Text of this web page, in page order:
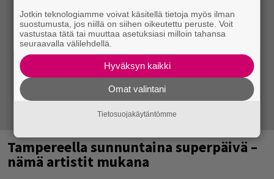
Tampereella sunnuntaina superpäivä –
nämä artistit mukana
Jotkin teknologiamme voivat käsitellä tietoja myös ilman
suostumusta, jos niillä on siihen oikeutettu peruste. Voit
vastustaa tätä tai muuttaa asetuksiasi milloin tahansa
seuraavalla välilehdellä.
Hyväksyn kaikki
Omat valintani
Tietosuojakäytäntömme